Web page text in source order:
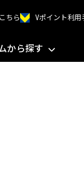
ちら Vポイント利用
から探す